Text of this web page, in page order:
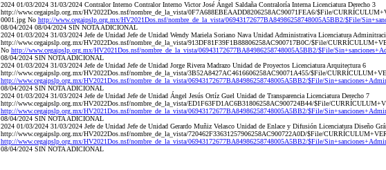
2024 01/03/2024 31/03/2024 Contralor Interno Contralor Interno Victor José Ángel Saldaña Contraloría Interna Licenciatura Derecho 3
http://www.cegaipslp.org.mx/HV2022Dos.nsf/nombre_de_la_vista/0F7A688EBEAADD8206258AC90071FEA6/$File/
0001.jpg No http://www.cegaipslp.org.mx/HV2021Dos.nsf/nombre_de_la_vista/06943172677BA84986258748005A5BB2/$File/
08/04/2024 08/04/2024 SIN NOTA ADICIONAL
2024 01/03/2024 31/03/2024 Jefe de Unidad Jefe de Unidad Wendy Mariela Soriano Nava Unidad Administrativa Licenciatura
http://www.cegaipslp.org.mx/HV2022Dos.nsf/nombre_de_la_vista/913DF81F39F1B88806258AC900717B0C/$File/
No http://www.cegaipslp.org.mx/HV2021Dos.nsf/nombre_de_la_vista/06943172677BA84986258748005A5BB2/$File/
08/04/2024 SIN NOTA ADICIONAL
2024 01/03/2024 31/03/2024 Jefe de Unidad Jefe de Unidad Jorge Rivera Madrazo Unidad de Proyectos Licenciatura Arquitectura 6
http://www.cegaipslp.org.mx/HV2022Dos.nsf/nombre_de_la_vista/3B52A8427AC4616606258AC90071A455/$File/
http://www.cegaipslp.org.mx/HV2021Dos.nsf/nombre_de_la_vista/06943172677BA84986258748005A5BB2/$File/
08/04/2024 SIN NOTA ADICIONAL
2024 01/03/2024 31/03/2024 Jefe de Unidad Jefe de Unidad Ángel Jesús Ortíz Guel Unidad de Transparencia Licenciatura Derecho 7
http://www.cegaipslp.org.mx/HV2022Dos.nsf/nombre_de_la_vista/ED1F63FD1AC6B31806258AC900724B44/$File/
http://www.cegaipslp.org.mx/HV2021Dos.nsf/nombre_de_la_vista/06943172677BA84986258748005A5BB2/$File/
08/04/2024 SIN NOTA ADICIONAL
2024 01/03/2024 31/03/2024 Jefe de Unidad Jefe de Unidad Gerardo Muñiz Velasco Unidad de Enlace y Difusión Licenciatura Diseño
http://www.cegaipslp.org.mx/HV2022Dos.nsf/nombre_de_la_vista/720462F33631257906258AC900722A0D/$File/
http://www.cegaipslp.org.mx/HV2021Dos.nsf/nombre_de_la_vista/06943172677BA84986258748005A5BB2/$File/
08/04/2024 SIN NOTA ADICIONAL